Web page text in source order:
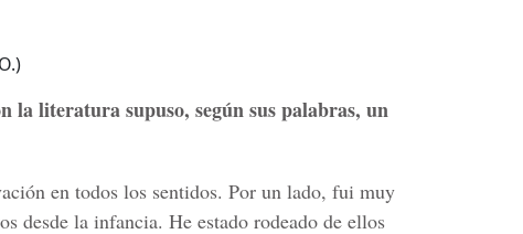
la literatura supuso, según sus palabras, un
en todos los sentidos. Por un lado, fui muy
desde la infancia. He estado rodeado de ellos